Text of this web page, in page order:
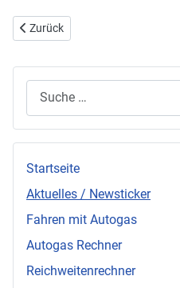
Vorheriger Beitrag: daiLPG-
Zurück
Suchen
Startseite
Aktuelles / Newsticker
Fahren mit Autogas
Autogas Rechner
Reichweitenrechner